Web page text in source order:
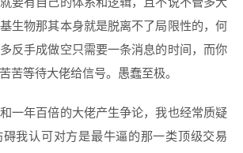
要有自己的体系和逻辑，且不说不管多大
生物那其本身就是脱离不了局限性的，何
反手成做空只需要一条消息的时间，而你
苦等待大佬给信号。愚蠢至极。
一年百倍的大佬产生争论，我也经常质疑
我认可对方是最牛逼的那一类顶级交易